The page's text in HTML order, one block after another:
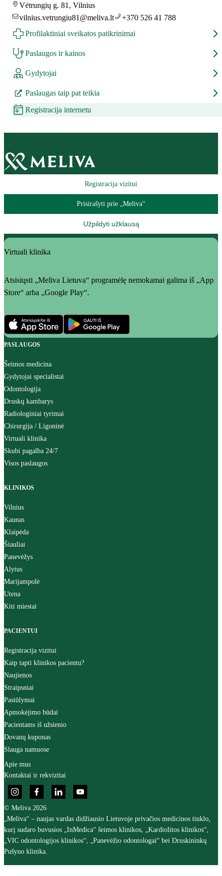
Vėtrungių g. 81, Vilnius
vilnius.vetrungiu81@meliva.lt
+370 526 41 788
Profilaktiniai sveikatos patikrinimai
Paslaugos ir kainos
Gydytojai
Paslaugas taip pat teikia
Registracija internetu
Registracija vizitui
Prisirašyti prie „Meliva“
Užpildyti užklausą
Virtuali klinika
Atsisiųsti „Meliva Lietuva“ programėlę nemokamai galima iš „App
Store“ arba „Google Play“.
PASLAUGOS
Šeimos medicina
Gydytojai specialistai
Odontologija
Druskų kambarys
Radiologiniai tyrimai
Chirurgija / Ligoninė
Virtuali klinika
Skubi pagalba 24/7
Visos paslaugos
KLINIKOS
Vilnius
Kaunas
Klaipėda
Šiauliai
Panevėžys
Alytus
Marijampolė
Utena
Kiti miestai
PACIENTUI
Registracija vizitui
Kaip tapti klinikos pacientu?
Naujienos
Straipsniai
Pasiūlymai
Apmokėjimo būdai
Pacientams iš užsienio
Dovanų kuponas
Slauga namuose
Apie mus
Kontaktai ir rekvizitai
© Meliva 2026
„Meliva“ – naujas vardas didžiausio Lietuvoje privačios medicinos tinklo,
kurį sudaro buvusios „InMedica“ šeimos klinikos, „Kardiolitos klinikos“,
„VIC odontologijos klinikos“, „Panevėžio odontologai“ bei Druskininkų
Pušyno klinika.